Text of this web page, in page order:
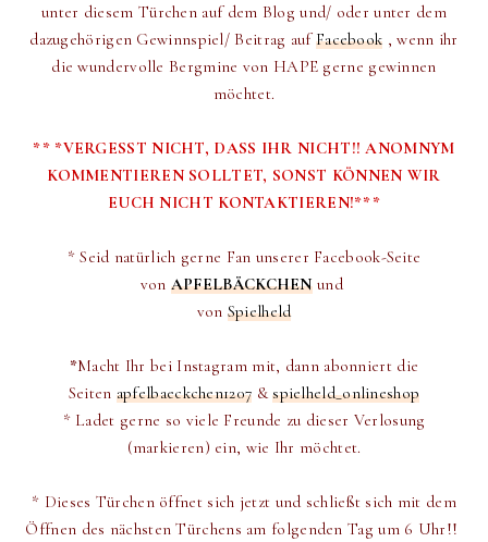
unter diesem Türchen auf dem Blog und/ oder unter dem
dazugehörigen Gewinnspiel/ Beitrag aufFacebook , wenn ihr
die wundervolle Bergmine von HAPE gerne gewinnen
möchtet.
** *VERGESST NICHT, DASS IHR NICHT!! ANOMNYM
KOMMENTIEREN SOLLTET, SONST KÖNNEN WIR
EUCH NICHT KONTAKTIEREN!***
* Seid natürlich gerne Fan unserer Facebook-Seite
von APFELBÄCKCHEN und
von Spielheld
*Macht Ihr bei Instagram mit, dann abonniert die
Seiten apfelbaeckchen1207 &spielheld_onlineshop
* Ladet gerne so viele Freunde zu dieser Verlosung
(markieren) ein, wie Ihr möchtet.
* Dieses Türchen öffnet sich jetzt und schließt sich mit dem
Öffnen des nächsten Türchens am folgenden Tag um 6 Uhr!!